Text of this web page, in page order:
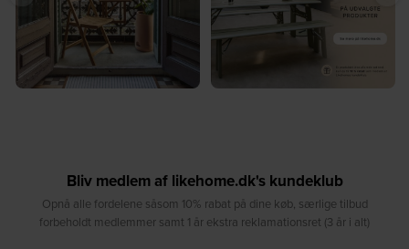
Bliv medlem af likehome.dk's kundeklub
Opnå alle fordelene såsom 10% rabat på dine køb, særlige tilbud
forbeholdt medlemmer samt 1 år ekstra reklamationsret (3 år i alt)